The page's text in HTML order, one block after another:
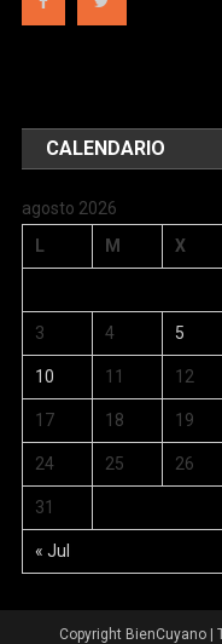
CALENDARIO
agosto 2026
L
M X
« Jul
3 4 5
10 11 12
17 18 19
24 25 26
31
Copyright BienCuyano |